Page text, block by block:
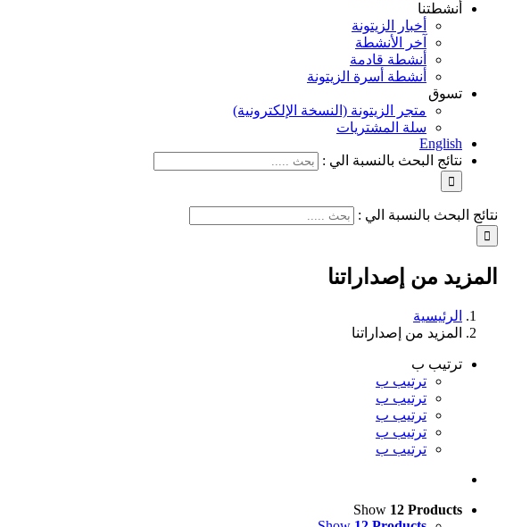
أنشطتنا
أخبار الزيتونة
آخر الأنشطة
أنشطة قادمة
أنشطة أسرة الزيتونة
تسوق
متجر الزيتونة (النسخة الإلكترونية)
سلة المشتريات
English
نتائج البحث بالنسبة الي :
نتائج البحث بالنسبة الي :
المزيد من إصداراتنا
الرئيسية
المزيد من إصداراتنا
ترتيب ب
ترتيب ب
ترتيب ب
ترتيب ب
ترتيب ب
ترتيب ب
Show 12 Products